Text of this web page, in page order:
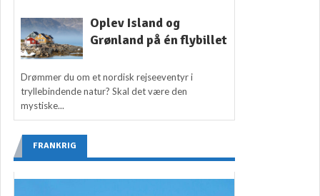
Oplev Island og
Grønland på én flybillet
Drømmer du om et nordisk rejseeventyr i
tryllebindende natur? Skal det være den
mystiske...
FRANKRIG